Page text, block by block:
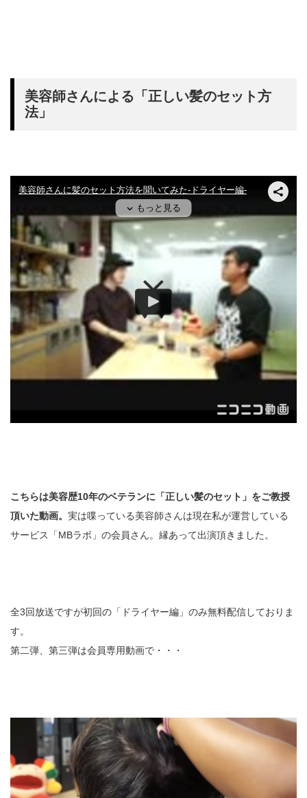
美容師さんによる「正しい髪のセット方
法」
こちらは美容歴10年のベテランに「正しい髪のセット」をご教授
頂いた動画。 実は喋っている美容師さんは現在私が運営している
サービス「MBラボ」の会員さん。縁あって出演頂きました。
全3回放送ですが初回の「ドライヤー編」のみ無料配信しておりま
す。
第二弾、第三弾は会員専用動画で・・・